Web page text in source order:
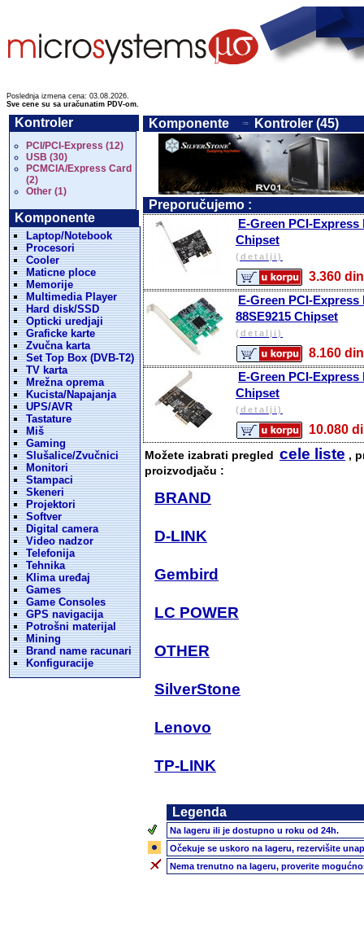
Poslednja izmena cena: 03.08.2026.
Sve cene su sa uračunatim PDV-om.
Kontroler
PCI/PCI-Express (12)
USB (30)
PCMCIA/Express Card
(2)
Other (1)
Komponente
Laptop/Notebook
Procesori
Cooler
Maticne ploce
Memorije
Multimedia Player
Hard disk/SSD
Opticki uredjaji
Graficke karte
Zvučna karta
Set Top Box (DVB-T2)
TV karta
Mrežna oprema
Kucista/Napajanja
UPS/AVR
Tastature
Miš
Gaming
Slušalice/Zvučnici
Monitori
Stampaci
Skeneri
Projektori
Softver
Digital camera
Video nadzor
Telefonija
Tehnika
Klima uređaj
Games
Game Consoles
GPS navigacija
Potrošni materijal
Mining
Brand name racunari
Konfiguracije
Komponente Kontroler (45)
Preporučujemo :
E-Green PCI-
Chipset
(detalji)
3.360
E-Green PCI-
88SE9215 Chipset
(detalji)
8.160
E-Green PCI-
Chipset
(detalji)
Možete izabrati pregled cele liste ,
proizvodjaču :
BRAND
D-LINK
Gembird
LC POWER
OTHER
SilverStone
Lenovo
TP-LINK
Legenda
Na lageru ili je dostupno u roku od 24h.
Očekuje se uskoro na lageru, rezervišite
Nema trenutno na lageru, proverite